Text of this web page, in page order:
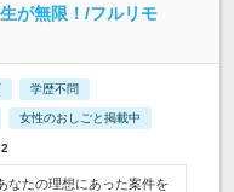
が無限！/フルリモ
学歴不問
女性のおしごと掲載中
なたの理想にあった案件を